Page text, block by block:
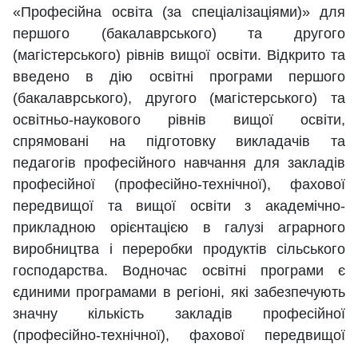
«Професійна освіта (за спеціалізаціями)» для
першого (бакалаврського) та другого
(магістерського) рівнів вищої освіти. Відкрито та
введено в дію освітні програми першого
(бакалаврського), другого (магістерського) та
освітньо-наукового рівнів вищої освіти,
спрямовані на підготовку викладачів та
педагогів професійного навчання для закладів
професійної (професійно-технічної), фахової
передвищої та вищої освіти з академічно-
прикладною орієнтацією в галузі аграрного
виробництва і переробки продуктів сільського
господарства. Водночас освітні програми є
єдиними програмами в регіоні, які забезпечують
значну кількість закладів професійної
(професійно-технічної), фахової передвищої